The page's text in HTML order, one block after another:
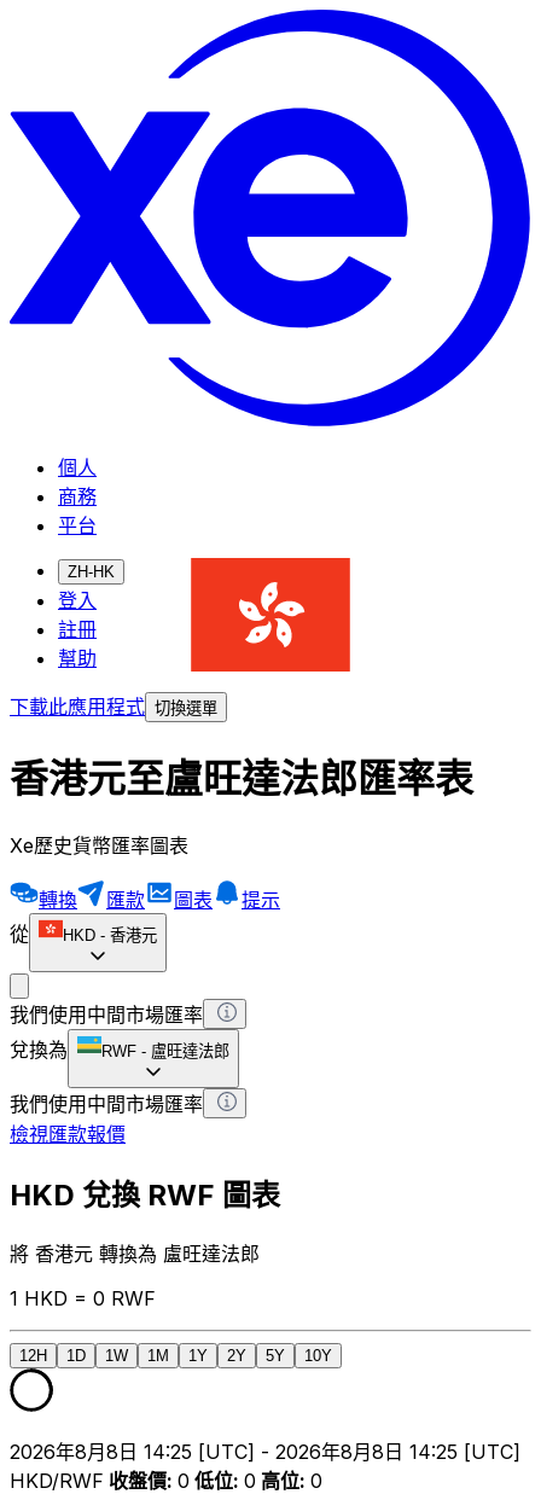
個人
商務
平台
ZH-HK
登入
註冊
幫助
下載此應用程式 切換選單
香港元至盧旺達法郎匯率表
Xe歷史貨幣匯率圖表
轉換 匯款 圖表
提示
從
HKD - 香港元
我們使用中間市場匯率
兌換為
RWF - 盧旺達法郎
我們使用中間市場匯率
檢視匯款報價
HKD 兌換 RWF 圖表
將 香港元 轉換為 盧旺達法郎
1 HKD = 0 RWF
12H 1D 1W 1M 1Y 2Y 5Y 10Y
2026年8月8日 14:25 [UTC] - 2026年8月8日 14:25 [UTC]
HKD/RWF 收盤價: 0 低位: 0 高位: 0